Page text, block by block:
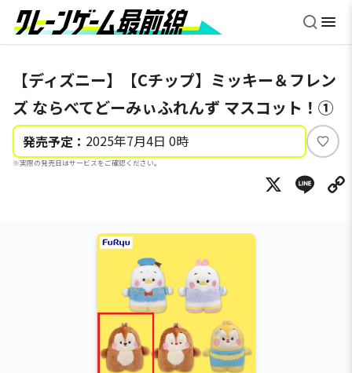
【ディズニー】【Cチップ】ミッキー＆フレン
ズ ならべてどーみぃふれんず マスコット！①
発売予定： 2025年7月4日 0時
※実際の発売日はサービスをご確認ください。
い
ね
X